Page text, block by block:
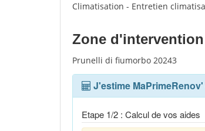
Climatisation - Entretien
Zone d'intervention
Prunelli di fiumorbo 20243